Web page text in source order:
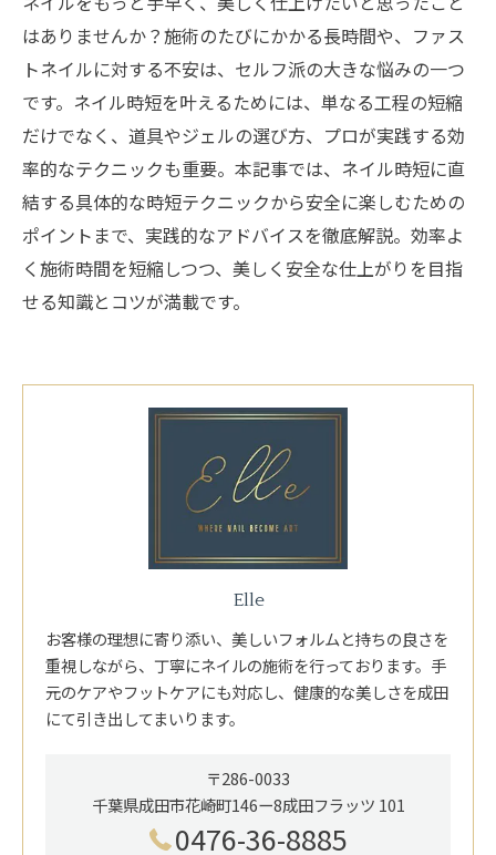
はありませんか？施術のたびにかかる長時間や、ファス
トネイルに対する不安は、セルフ派の大きな悩みの一つ
です。ネイル時短を叶えるためには、単なる工程の短縮
だけでなく、道具やジェルの選び方、プロが実践する効
率的なテクニックも重要。本記事では、ネイル時短に直
結する具体的な時短テクニックから安全に楽しむための
ポイントまで、実践的なアドバイスを徹底解説。効率よ
く施術時間を短縮しつつ、美しく安全な仕上がりを目指
せる知識とコツが満載です。
Elle
お客様の理想に寄り添い、美しいフォルムと持ちの良さを
重視しながら、丁寧にネイルの施術を行っております。手
元のケアやフットケアにも対応し、健康的な美しさを成田
にて引き出してまいります。
〒286-0033
千葉県成田市花崎町146ー8成田フラッツ 101
0476-36-8885